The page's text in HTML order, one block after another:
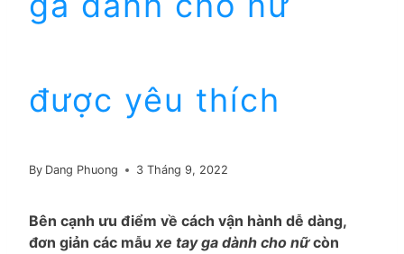
được yêu thích
By Dang Phuong 3 Tháng 9, 2022
Bên cạnh ưu điểm về cách vận hành dễ dàng,
đơn giản các mẫu xe tay ga dành cho nữcòn